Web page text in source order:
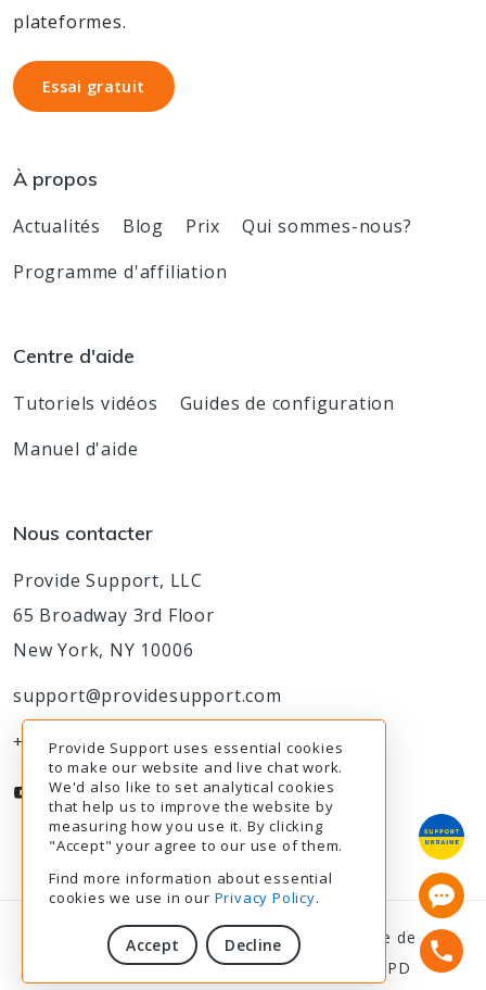
plateformes.
Essai gratuit
Essai gratuit
À propos
Actualités Blog Prix
Qui sommes-nous?
Programme d'affiliation
Centre d'aide
Tutoriels vidéos
Guides de configuration
Manuel d'aide
Nous contacter
Provide Support, LLC
65 Broadway 3rd Floor
New York, NY 10006
support@providesupport.com
+1-888-777-9930
© 2003-2026Provide Support
Politique de
confidentialité|Modalités de service RGPD 6.
Provide Support uses essential cookies
to make our website and live chat work.
We'd also like to set analytical cookies
that help us to improve the website by
measuring how you use it. By clicking
"Accept" your agree to our use of them.
Find more information about essential
cookies we use in our Privacy Policy.
Accept Decline